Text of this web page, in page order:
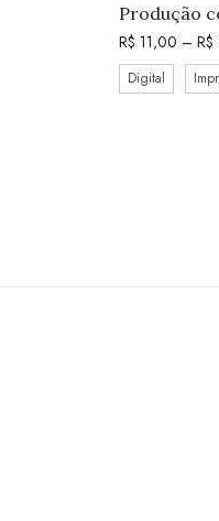
Produção
R$ 11,00 – R$
Digital